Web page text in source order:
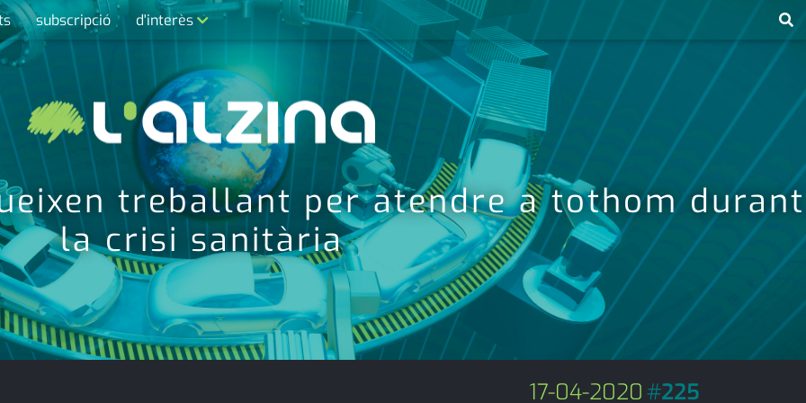
subscripció d'interès
farmàcies
telèfons
calendari
treballant per atendre a tothom durant
la crisi sanitària
17-04-2020 #225